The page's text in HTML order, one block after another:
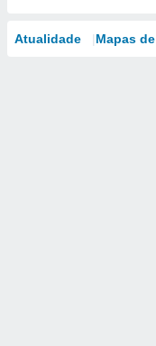
Atualidade Mapas